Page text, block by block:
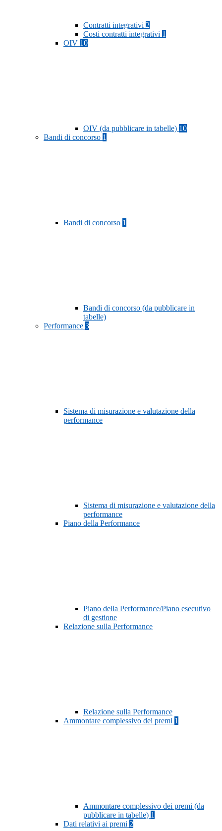
Contratti integrativi 2
Costi contratti integrativi 1
OIV 10
OIV (da pubblicare in tabelle) 10
Bandi di concorso 1
Bandi di concorso 1
Bandi di concorso (da pubblicare in
tabelle)
Performance 3
Sistema di misurazione e valutazione della
performance
Sistema di misurazione e valutazione della
performance
Piano della Performance
Piano della Performance/Piano esecutivo
di gestione
Relazione sulla Performance
Relazione sulla Performance
Ammontare complessivo dei premi 1
Ammontare complessivo dei premi (da
pubblicare in tabelle) 1
Dati relativi ai premi 2